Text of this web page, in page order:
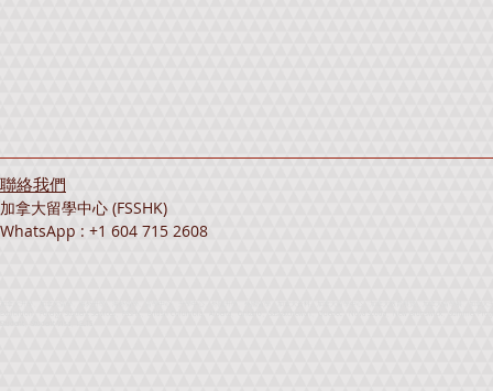
聯絡我們
加拿大留學中心 (FSSHK)
WhatsApp : +1 604 715 2608